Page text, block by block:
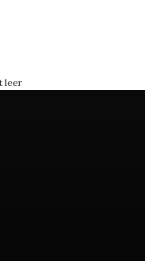
leer
Charakter